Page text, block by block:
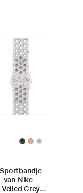
Sportbandje
van Nike -
Veiled Grey